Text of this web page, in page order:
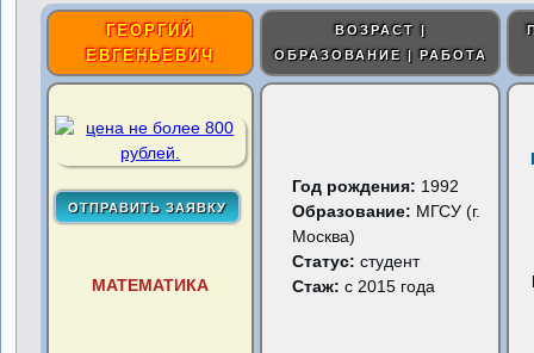
ГЕОРГИЙ
ЕВГЕНЬЕВИЧ
ВОЗРАСТ |
ОБРАЗОВАНИЕ | РАБОТА
МАТЕМАТИКА
Год рождения: 1992
Образование: МГСУ (г.
Москва)
Статус:студент
Стаж: с 2015 года